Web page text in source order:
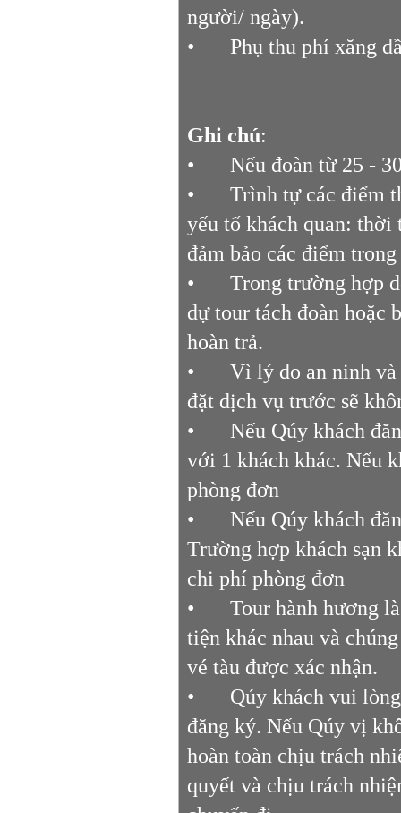
người/ ngày).
•
Phụ thu phí xăng
Ghi chú:
•
Nếu đoàn từ 25 -
•
Trình tự các điểm
yếu tố khách quan: thời
đảm bảo các điểm
•
Trong trường hợp
dự tour tách đoàn hoặc
hoàn trả.
•
Vì lý do an ninh
đặt dịch vụ trước sẽ
•
Nếu Qúy khách
với 1 khách khác. Nếu
phòng đơn
•
Nếu Qúy khách
Trường hợp khách sạn
chi phí phòng đơn
•
Tour hành hương
tiện khác nhau và
vé tàu được xác nhận.
•
Qúy khách vui
đăng ký. Nếu Qúy vị
hoàn toàn chịu trách
quyết và chịu trách